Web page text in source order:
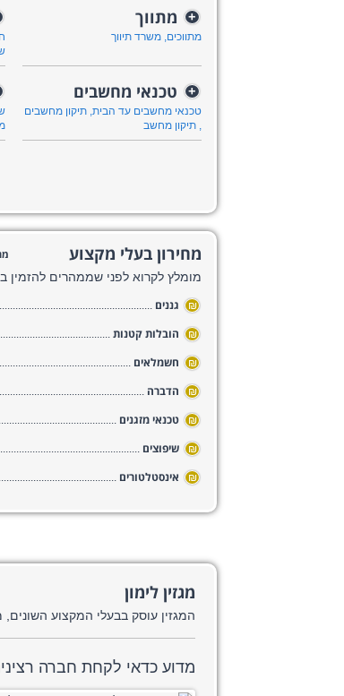
מתווך +
מתווכים משרד תיווך
טכנאי מחשבים +
טכנאי מחשבים עד הבית, תיקון מחשבים
תיקון מחשב
מחירון בעלי מקצוע
מומלץ לקרוא לפני שממהרים להזמין
₪ גננים
₪ הובלות קטנות
₪ חשמלאים
₪ הדברה
₪ טכנאי מזגנים
₪ שיפוצים
₪ אינסטלטורים
מגזין לימון
המגזין עוסק בבעלי המקצוע
מדוע כדאי לקחת חברה